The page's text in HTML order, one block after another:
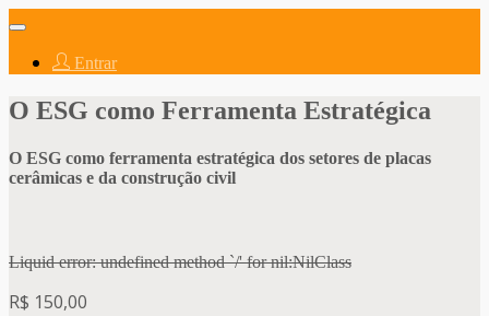
Abrir
navegação
Entrar
O ESG como Ferramenta Estratégica
O ESG como ferramenta estratégica dos setores de placas
cerâmicas e da construção civil
Liquid error: undefined method `/' for nil:NilClass
R$ 150,00